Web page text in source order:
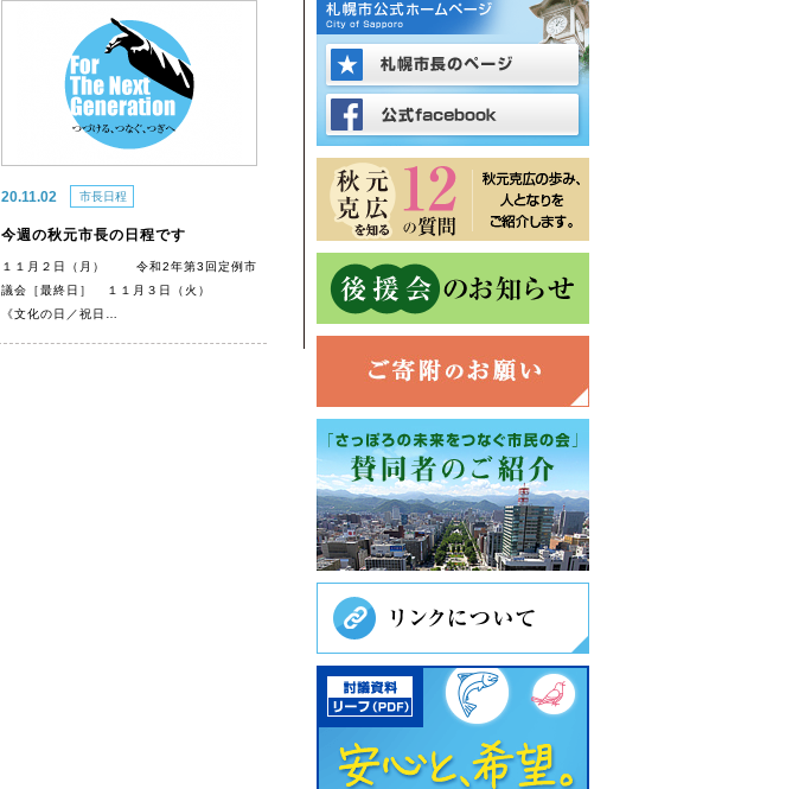
20.11.02 市長日程
今週の秋元市長の日程です
１１月２日（月） 令和2年第3回定例市
議会［最終日］ １１月３日（火）
《文化の日／祝日…